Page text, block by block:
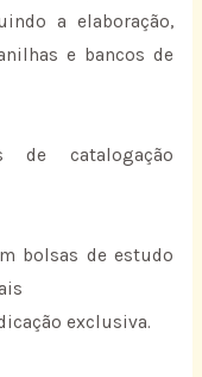
a elaboração,
e bancos de
de catalogação
bolsas de estudo
exclusiva.